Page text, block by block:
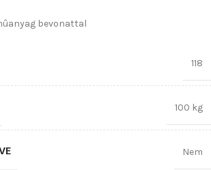
bevonattal
118
100 kg
Nem